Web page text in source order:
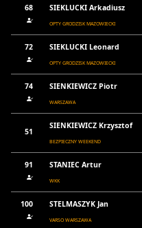
68 SIEKLUCKI Arkadiusz
OPTY GRODZISK MAZOWIECKI
72 SIEKLUCKI Leonard
OPTY GRODZISK MAZOWIECKI
74 SIENKIEWICZ Piotr
WARSZAWA
51
SIENKIEWICZ Krzysztof
BEZPIECZNY WEEKEND
91 STANIEC Artur
WKK
100 STELMASZYK Jan
VARSO WARSZAWA